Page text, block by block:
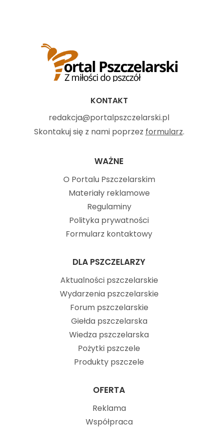
KONTAKT
redakcja@portalpszczelarski.pl
Skontakuj się z nami poprzez formularz.
WAŻNE
O Portalu Pszczelarskim
Materiały reklamowe
Regulaminy
Polityka prywatności
Formularz kontaktowy
DLA PSZCZELARZY
Aktualności pszczelarskie
Wydarzenia pszczelarskie
Forum pszczelarskie
Giełda pszczelarska
Wiedza pszczelarska
Pożytki pszczele
Produkty pszczele
OFERTA
Reklama
Współpraca